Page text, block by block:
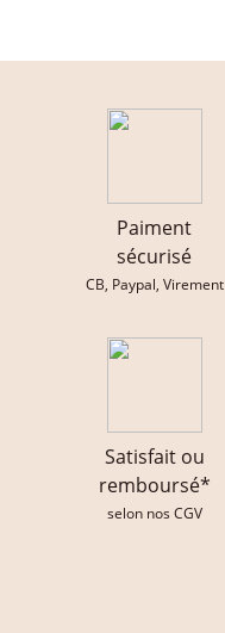
Paiment
sécurisé
CB, Paypal, Virement
Satisfait ou
remboursé*
selon nos CGV